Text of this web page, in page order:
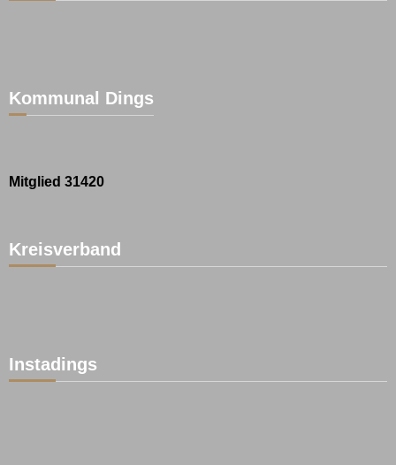
Kommunal Dings
Mitglied 31420
Kreisverband
Instadings